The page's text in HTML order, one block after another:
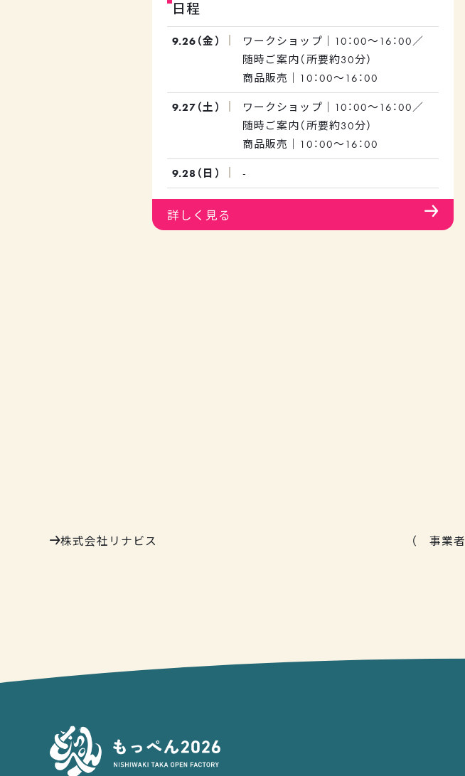
スタッフがしっかりサポートしますので、小さなお子
様でも安心してご参加いただけます。もちろん大人の
方もお楽しみいただけます！
手ぶらでOK！お気軽にお立寄りください。
※会場が総合案内所（道の駅）となるのでご注意くだ
日程
9.26（金）
ワークショップ｜10：00～16：00／
随時ご案内（所要約30分）
商品販売｜10：00～16：00
9.27（土）
ワークショップ｜10：00～16：00／
随時ご案内（所要約30分）
商品販売｜10：00～16：00
9.28（日） -
詳しく見る
株式会社リナビス （ 事業者